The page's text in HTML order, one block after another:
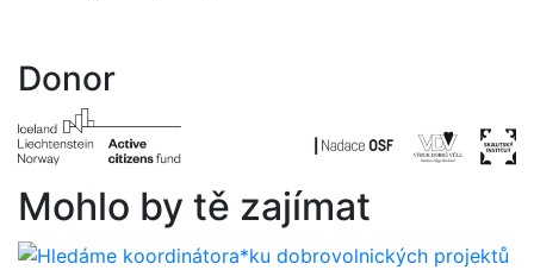
Donor
Mohlo by tě zajímat